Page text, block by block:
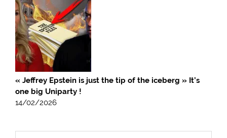
« Jeffrey Epstein is just the tip of the iceberg » It’s
one big Uniparty !
14/02/2026